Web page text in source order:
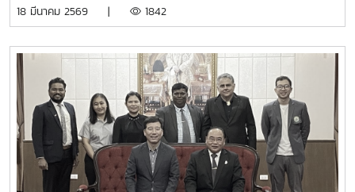
วิทยาลัยนานาชาติ ให้การต้อนรับ Dr. Wen-Goang Yang รอง
Technology ไต้หวัน ในโอกาสเยือนมหาวิทยาลัยแม่โจ้เพื่อหารือ
ความก้าวหน้าในการจัดตั้งฐานปฏิบัติการ International Talent
Circulation Base (INTECT Base) ณ มหาวิทยาลัยแม่โจ้
จังหวัดเชียงใหม่ INTECT Base เป็นหน่วยงานที่จัดตั้งขึ้นโดย
กระทรวงศึกษาธิการไต้หวัน (MOE) เพื่อเป็นหน่วยงานในการขับ
เคลื่อน โครงการ International Industrial Talents
Education Special Program (INTENSE Program) ซึ่งเป็น
18 มีนาคม 2569 | 1842